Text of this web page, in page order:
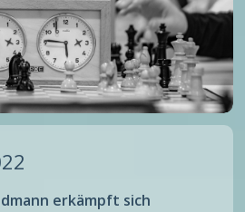
erkämpft sich